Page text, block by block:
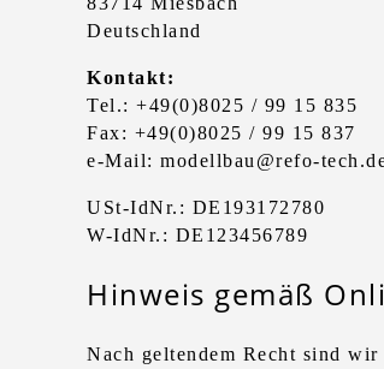
Deutschland
Kontakt:
Tel.: +49(0)8025 / 99 15 835
Fax: +49(0)8025 / 99 15 837
e-Mail: modellbau@refo-
USt-IdNr.: DE193172780
W-IdNr.: DE123456789
Hinweis gemäß
Nach geltendem Recht sind